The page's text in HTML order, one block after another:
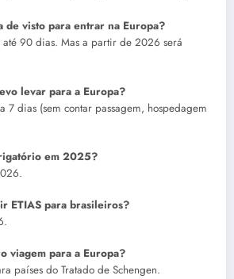
de visto para entrar na Europa?
90 dias. Mas a partir de 2026 será
levar para a Europa?
7 dias (sem contar passagem, hospedagem
em 2025?
ETIAS para brasileiros?
viagem para a Europa?
países do Tratado de Schengen.